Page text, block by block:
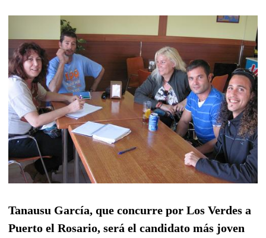
Tanausu García, que concurre por Los Verdes a
Puerto el Rosario, será el candidato más joven